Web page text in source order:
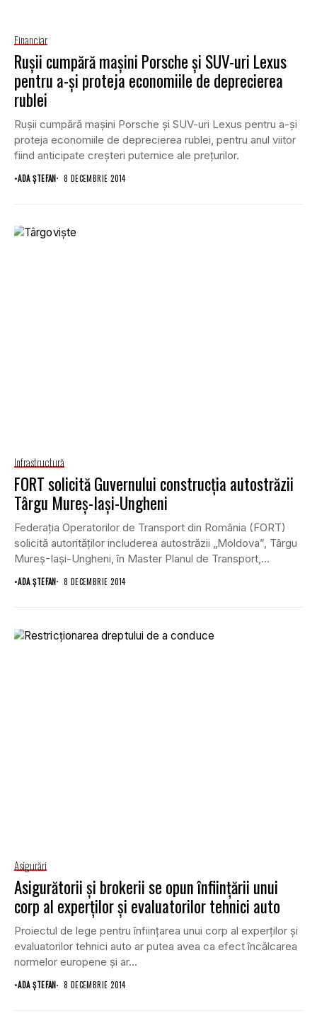
Financiar
Ruşii cumpără maşini Porsche şi SUV-uri Lexus
pentru a-şi proteja economiile de deprecierea
rublei
Ruşii cumpără maşini Porsche şi SUV-uri Lexus pentru a-şi
proteja economiile de deprecierea rublei, pentru anul viitor
fiind anticipate creşteri puternice ale preţurilor.
•ADA ȘTEFAN 8 DECEMBRIE 2014
Infrastructură
FORT solicită Guvernului construcţia autostrăzii
Târgu Mureş-Iaşi-Ungheni
Federaţia Operatorilor de Transport din România (FORT)
solicită autorităţilor includerea autostrăzii „Moldova”, Târgu
Mureş-Iaşi-Ungheni, în Master Planul de Transport,
argumentând că realizarea acestei...
•ADA ȘTEFAN 8 DECEMBRIE 2014
Asigurări
Asigurătorii şi brokerii se opun înfiinţării unui
corp al experţilor şi evaluatorilor tehnici auto
Proiectul de lege pentru înfiinţarea unui corp al experţilor şi
evaluatorilor tehnici auto ar putea avea ca efect încălcarea
normelor europene şi ar...
•ADA ȘTEFAN 8 DECEMBRIE 2014